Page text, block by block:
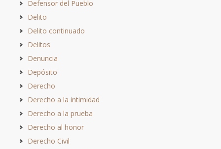
Defensor del Pueblo
Delito
Delito continuado
Delitos
Denuncia
Depósito
Derecho
Derecho a la intimidad
Derecho a la prueba
Derecho al honor
Derecho Civil